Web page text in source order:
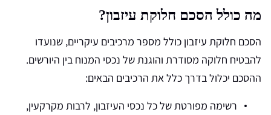
מה כולל הסכם חלוקת עיזבון?
הסכם חלוקת עיזבון כולל מספר מרכיבים עיקריים, שנועדו
להבטיח חלוקה מסודרת והוגנת של נכסי המנוח בין היורשים.
ההסכם יכלול בדרך כלל את הרכיבים הבאים:
רשימה מפורטת של כל נכסי העיזבון, לרבות מקרקעין,